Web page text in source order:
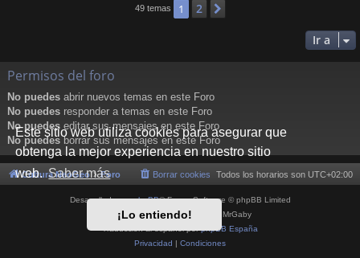
Este sitio web utiliza cookies para asegurar que
obtenga la mejor experiencia en nuestro sitio
web.Saber más
¡Lo entiendo!
49 temas 1 2
Ir a
Permisos del foro
No puedes abrir nuevos temas en este Foro
No puedes responder a temas en este Foro
No puedes editar sus mensajes en este Foro
No puedesborrar sus mensajes en este Foro
Cultura NeoGeo Foro Todos los horarios son UTC+02:00
Borrar cookies
Desarrollado porphpBB® Forum Software © phpBB Limited
Style porArty- phpBB 3.3 por MrGaby
Traducción al español porphpBB España
Privacidad
Condiciones